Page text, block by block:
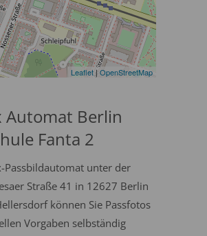
Leaflet|OpenStreetMap
Automat Berlin
Fanta 2
Passbildautomat unter der
Straße 41 in 12627 Berlin
können Sie Passfotos
Vorgaben selbständig